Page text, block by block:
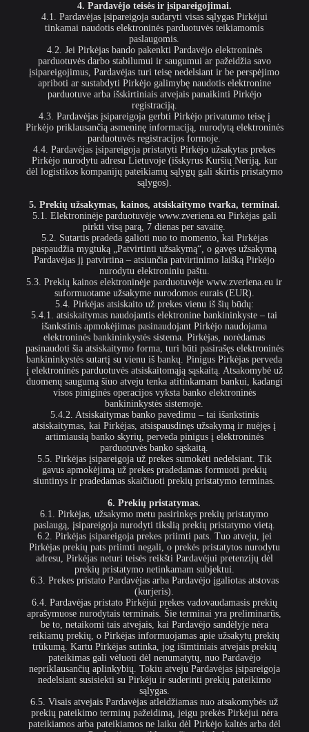
4. Pardavėjo teisės ir įsipareigojimai.
4.1. Pardavėjas įsipareigoja sudaryti visas sąlygas Pirkėjui
tinkamai naudotis elektroninės parduotuvės teikiamomis
paslaugomis.
4.2. Jei Pirkėjas bando pakenkti Pardavėjo elektroninės
parduotuvės darbo stabilumui ir saugumui ar pažeidžia savo
įsipareigojimus, Pardavėjas turi teisę nedelsiant ir be perspėjimo
apriboti ar sustabdyti Pirkėjo galimybę naudotis elektronine
parduotuve arba išskirtiniais atvejais panaikinti Pirkėjo
registraciją.
4.3. Pardavėjas įsipareigoja gerbti Pirkėjo privatumo teisę į
Pirkėjo priklausančią asmeninę informaciją, nurodytą elektroninės
parduotuvės registracijos formoje.
4.4. Pardavėjas įsipareigoja pristatyti Pirkėjo užsakytas prekes
Pirkėjo nurodytu adresu Lietuvoje (išskyrus Kuršių Neriją, kur
dėl logistikos kompanijų pateikiamų sąlygų gali skirtis pristatymo
sąlygos).
5. Prekių užsakymas, kainos, atsiskaitymo tvarka, terminai.
5.1. Elektroninėje parduotuvėje www.zveriena.eu Pirkėjas gali
pirkti visą parą, 7 dienas per savaitę.
5.2. Sutartis pradeda galioti nuo to momento, kai Pirkėjas
paspaudžia mygtuką „Patvirtinti užsakymą“, o gavęs užsakymą
Pardavėjas jį patvirtina – atsiunčia patvirtinimo laišką Pirkėjo
nurodytu elektroniniu paštu.
5.3. Prekių kainos elektroninėje parduotuvėje www.zveriena.eu ir
suformuotame užsakyme nurodomos eurais (EUR).
5.4. Pirkėjas atsiskaito už prekes vienu iš šių būdų:
5.4.1. atsiskaitymas naudojantis elektronine bankininkyste – tai
išankstinis apmokėjimas pasinaudojant Pirkėjo naudojama
elektroninės bankininkystės sistema. Pirkėjas, norėdamas
pasinaudoti šia atsiskaitymo forma, turi būti pasirašęs elektroninės
bankininkystės sutartį su vienu iš bankų. Pinigus Pirkėjas perveda
į elektroninės parduotuvės atsiskaitomąją sąskaitą. Atsakomybė už
duomenų saugumą šiuo atveju tenka atitinkamam bankui, kadangi
visos piniginės operacijos vyksta banko elektroninės
bankininkystės sistemoje.
5.4.2. Atsiskaitymas banko pavedimu – tai išankstinis
atsiskaitymas, kai Pirkėjas, atsispausdinęs užsakymą ir nuėjęs į
artimiausią banko skyrių, perveda pinigus į elektroninės
parduotuvės banko sąskaitą.
5.5. Pirkėjas įsipareigoja už prekes sumokėti nedelsiant. Tik
gavus apmokėjimą už prekes pradedamas formuoti prekių
siuntinys ir pradedamas skaičiuoti prekių pristatymo terminas.
6. Prekių pristatymas.
6.1. Pirkėjas, užsakymo metu pasirinkęs prekių pristatymo
paslaugą, įsipareigoja nurodyti tikslią prekių pristatymo vietą.
6.2. Pirkėjas įsipareigoja prekes priimti pats. Tuo atveju, jei
Pirkėjas prekių pats priimti negali, o prekės pristatytos nurodytu
adresu, Pirkėjas neturi teisės reikšti Pardavėjui pretenzijų dėl
prekių pristatymo netinkamam subjektui.
6.3. Prekes pristato Pardavėjas arba Pardavėjo įgaliotas atstovas
(kurjeris).
6.4. Pardavėjas pristato Pirkėjui prekes vadovaudamasis prekių
aprašymuose nurodytais terminais. Šie terminai yra preliminarūs,
be to, netaikomi tais atvejais, kai Pardavėjo sandėlyje nėra
reikiamų prekių, o Pirkėjas informuojamas apie užsakytų prekių
trūkumą. Kartu Pirkėjas sutinka, jog išimtiniais atvejais prekių
pateikimas gali vėluoti dėl nenumatytų, nuo Pardavėjo
nepriklausančių aplinkybių. Tokiu atveju Pardavėjas įsipareigoja
nedelsiant susisiekti su Pirkėju ir suderinti prekių pateikimo
sąlygas.
6.5. Visais atvejais Pardavėjas atleidžiamas nuo atsakomybės už
prekių pateikimo terminų pažeidimą, jeigu prekės Pirkėjui nėra
pateikiamos arba pateikiamos ne laiku dėl Pirkėjo kaltės arba dėl